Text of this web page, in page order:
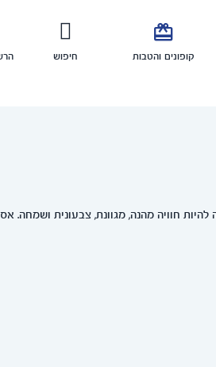

קופונים והטבות חיפוש
חוויה מהנה, מגוונת, צבעונית ושמחה.